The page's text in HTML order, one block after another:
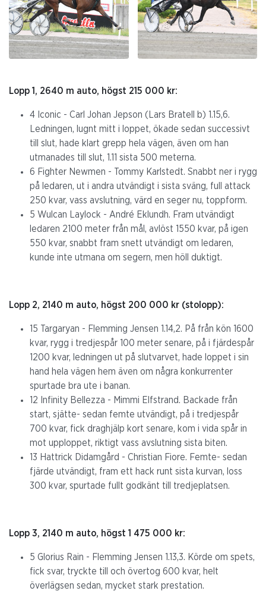
Lopp 1, 2640 m auto, högst 215 000 kr:
4 Iconic - Carl Johan Jepson (Lars Bratell b) 1.15,6.
Ledningen, lugnt mitt i loppet, ökade sedan successivt
till slut, hade klart grepp hela vägen, även om han
utmanades till slut, 1.11 sista 500 meterna.
6 Fighter Newmen - Tommy Karlstedt. Snabbt ner i rygg
på ledaren, ut i andra utvändigt i sista sväng, full attack
250 kvar, vass avslutning, värd en seger nu, toppform.
5 Wulcan Laylock - André Eklundh. Fram utvändigt
ledaren 2100 meter från mål, avlöst 1550 kvar, på igen
550 kvar, snabbt fram snett utvändigt om ledaren,
kunde inte utmana om segern, men höll duktigt.
Lopp 2, 2140 m auto, högst 200 000 kr (stolopp):
15 Targaryan - Flemming Jensen 1.14,2. På från kön 1600
kvar, rygg i tredjespår 100 meter senare, på i fjärdespår
1200 kvar, ledningen ut på slutvarvet, hade loppet i sin
hand hela vägen hem även om några konkurrenter
spurtade bra ute i banan.
12 Infinity Bellezza - Mimmi Elfstrand. Backade från
start, sjätte- sedan femte utvändigt, på i tredjespår
700 kvar, fick draghjälp kort senare, kom i vida spår in
mot upploppet, riktigt vass avslutning sista biten.
13 Hattrick Didamgård - Christian Fiore. Femte- sedan
fjärde utvändigt, fram ett hack runt sista kurvan, loss
300 kvar, spurtade fullt godkänt till tredjeplatsen.
Lopp 3, 2140 m auto, högst 1 475 000 kr:
5 Glorius Rain - Flemming Jensen 1.13,3. Körde om spets,
fick svar, tryckte till och övertog 600 kvar, helt
överlägsen sedan, mycket stark prestation.